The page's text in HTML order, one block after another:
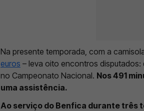
Na presente temporada, com a
euros – leva oito encontros disputados:
no Campeonato Nacional. Nos 491
uma assistência.
Ao serviço do Benfica durante três